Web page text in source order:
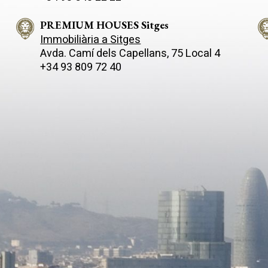
ideal per a visites o com a
les quatre habitacions de
totes banyades per
Una d'aquestes
plaques solars, cosa que
seva eficiència energètica.
és una oportunitat única per
costaner es combinen a la
No deixeu passar
de fer d'aquesta casa la
natural. Des d'aquí s'accedeix a
porxo que convida a moments
tranquil·litat i socialització. Una cuina
equipada amb
perfecta per preparar i
habitacions, incloent una suite
amb vestidor i bany en suite,
dissenyada per oferir un refugi
comparteixen un bany
per a família o convidats. Una
addicional a la part superior,
funcionar com a oficina, sala de
gimnàs, amb accés a un balcó
PREMIUM HOUSES Sitges
Immobiliària a Sitges
Avda. Camí­ dels Capellans, 75 Local 4
+34 93 809 72 40